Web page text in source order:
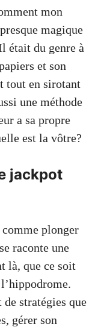
mon
magique
était du genre à
et son
tout en sirotant
une méthode
a sa propre
est la vôtre?
jackpot
plonger
raconte une
là, que ce soit
stratégies que
gérer son